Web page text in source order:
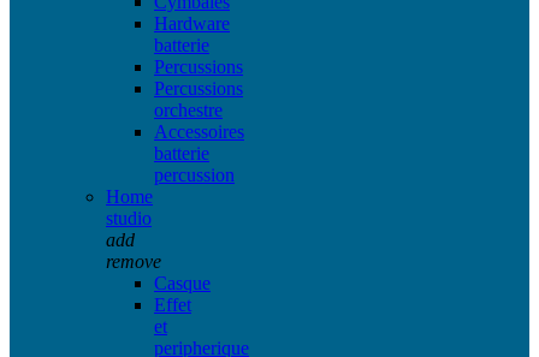
Hardware
batterie
Percussions
Percussions
orchestre
Accessoires
batterie
percussion
Home
studio
add
remove
Casque
Effet
et
peripherique